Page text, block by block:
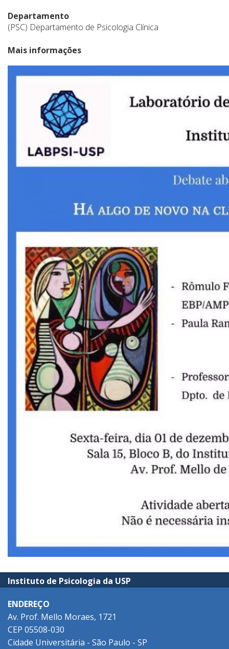
Departamento
(PSC) Departamento de Psicologia Clínica
Mais informações
Instituto de Psicologia da USP
ENDEREÇO
Av. Prof. Mello Moraes, 1721
CEP 05508-030
Cidade Universitária - São Paulo - SP